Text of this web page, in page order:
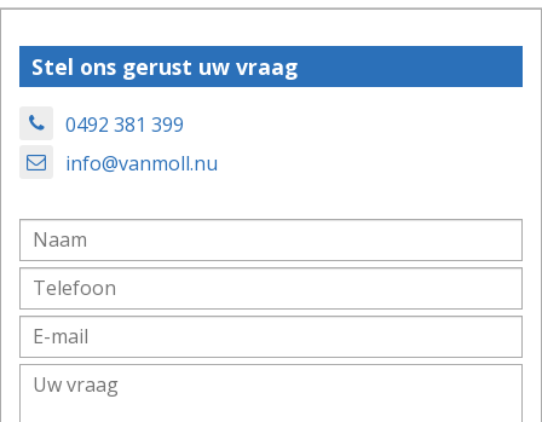
Stel ons gerust uw vraag
0492 381 399
info@vanmoll.nu